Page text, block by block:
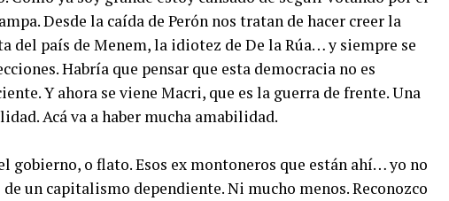
Desde la caída de Perón nos tratan de hacer creer la
del país de Menem, la idiotez de De la Rúa… y siempre se
Habría que pensar que esta democracia no es
Y ahora se viene Macri, que es la guerra de frente. Una
Acá va a haber mucha amabilidad.
gobierno, o flato. Esos ex montoneros que están ahí… yo no
de un capitalismo dependiente. Ni mucho menos. Reconozco